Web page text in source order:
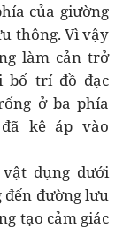
của giường
thông. Vì vậy
làm cản trở
bố trí đồ đạc
ở ba phía
kê áp vào
dụng dưới
đến đường lưu
tạo cảm giác